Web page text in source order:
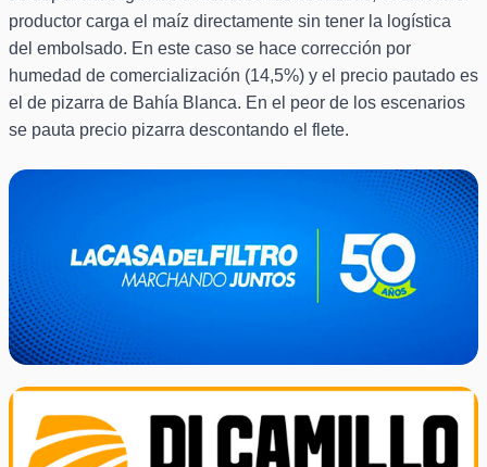
productor carga el maíz directamente sin tener la logística
del embolsado. En este caso se hace corrección por
humedad de comercialización (14,5%) y el precio pautado es
el de pizarra de Bahía Blanca. En el peor de los escenarios
se pauta precio pizarra descontando el flete.